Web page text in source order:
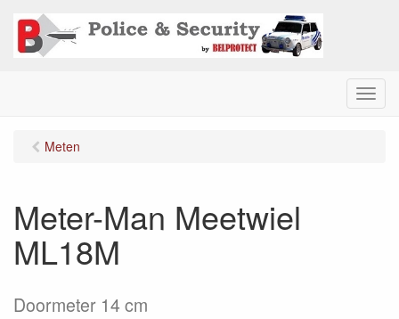
M
e
Meten
Meter-Man Meetwiel
ML18M
Doormeter 14 cm